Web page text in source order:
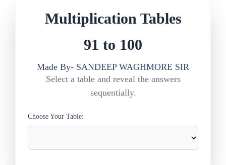
Multiplication Tables
91 to 100
Made By- SANDEEP WAGHMORE SIR
Select a table and reveal the answers
sequentially.
Choose Your Table: